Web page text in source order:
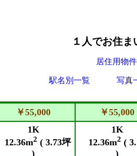
１人でお住
居住用物
駅名別一覧 写真
￥55,000
￥55,000
1K
12.36m2 ( 3.73坪
)
1K
12.36m2 (
)